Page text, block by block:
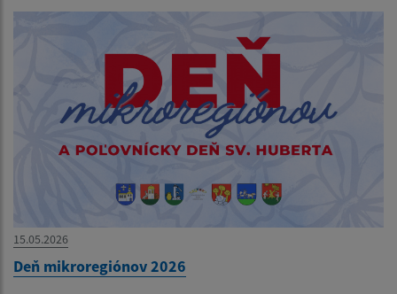
15.05.2026
Deň mikroregiónov 2026